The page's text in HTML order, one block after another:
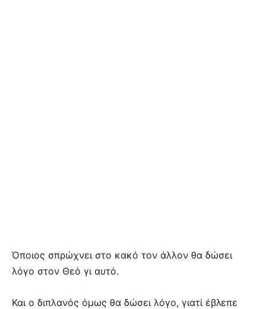
Όποιος σπρώχνει στο κακό τον άλλον θα δώσει
λόγο στον Θεό γι αυτό.
Και ο διπλανός όμως θα δώσει λόγο, γιατί έβλεπε